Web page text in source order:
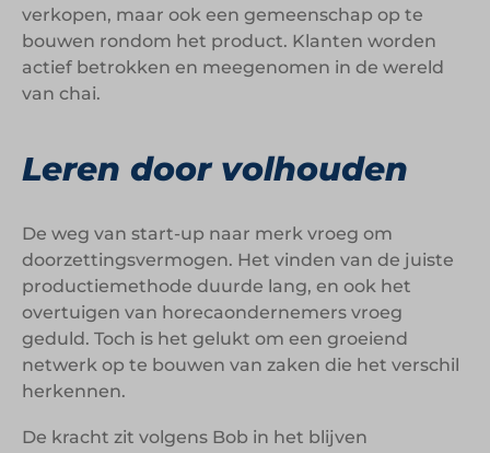
verkopen, maar ook een gemeenschap op te
bouwen rondom het product. Klanten worden
actief betrokken en meegenomen in de wereld
van chai.
Leren door volhouden
De weg van start-up naar merk vroeg om
doorzettingsvermogen. Het vinden van de juiste
productiemethode duurde lang, en ook het
overtuigen van horecaondernemers vroeg
geduld. Toch is het gelukt om een groeiend
netwerk op te bouwen van zaken die het verschil
herkennen.
De kracht zit volgens Bob in het blijven